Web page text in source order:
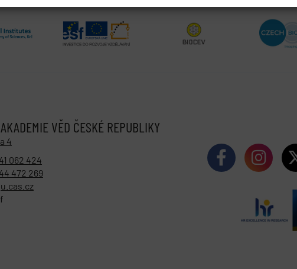
AKADEMIE VĚD ČESKÉ REPUBLIKY
4
062 424
472 269